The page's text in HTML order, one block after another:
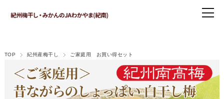
TOP 紀州産梅干し ご家庭用 お買い得セット